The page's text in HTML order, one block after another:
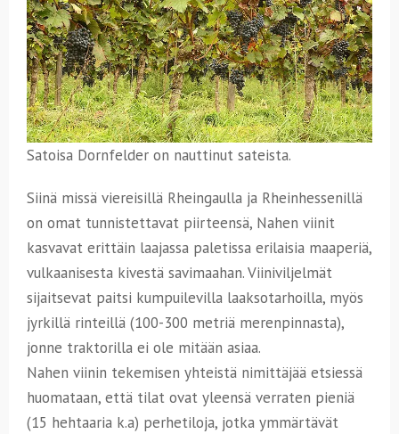
Satoisa Dornfelder on nauttinut sateista.
Siinä missä viereisillä Rheingaulla ja Rheinhessenillä
on omat tunnistettavat piirteensä, Nahen viinit
kasvavat erittäin laajassa paletissa erilaisia maaperiä,
vulkaanisesta kivestä savimaahan. Viiniviljelmät
sijaitsevat paitsi kumpuilevilla laaksotarhoilla, myös
jyrkillä rinteillä (100-300 metriä merenpinnasta),
jonne traktorilla ei ole mitään asiaa.
Nahen viinin tekemisen yhteistä nimittäjää etsiessä
huomataan, että tilat ovat yleensä verraten pieniä
(15 hehtaaria k.a) perhetiloja, jotka ymmärtävät